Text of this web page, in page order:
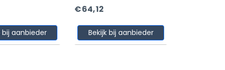
bij aanbieder
€64,12
Bekijk bij aanbieder